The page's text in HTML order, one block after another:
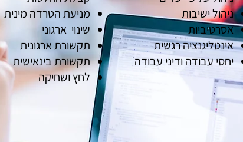
מניעת הטרדה מינית
שינוי ארגוני
תקשורת ארגונית
תקשורת בינאישית
לחץ ושחיקה
ניהול ישיבות
אסרטיביות
אינטליגנציה רגשית
יחסי עבודה ודיני עבודה